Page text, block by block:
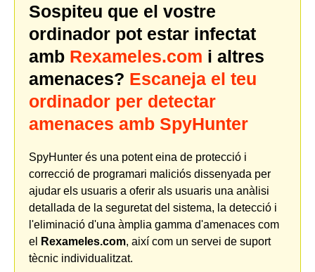
Sospiteu que el vostre
ordinador pot estar infectat
amb Rexameles.com i altres
amenaces? Escaneja el teu
ordinador per detectar
amenaces amb SpyHunter
SpyHunter és una potent eina de protecció i
correcció de programari maliciós dissenyada per
ajudar els usuaris a oferir als usuaris una anàlisi
detallada de la seguretat del sistema, la detecció i
l'eliminació d'una àmplia gamma d'amenaces com
el
Rexameles.com, així com un servei de suport
tècnic individualitzat.